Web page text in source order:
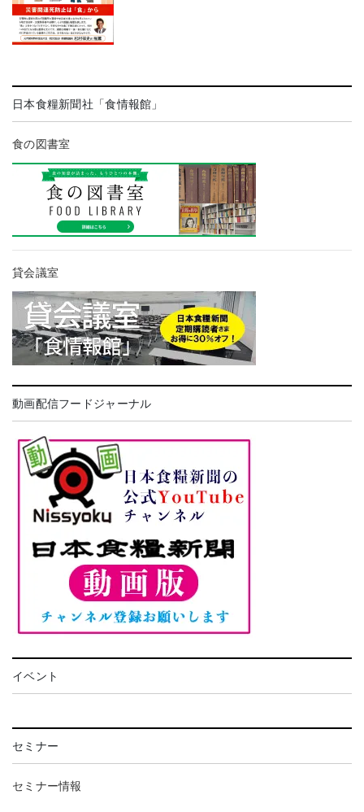
日本食糧新聞社「食情報館」
食の図書室
貸会議室
動画配信フードジャーナル
イベント
セミナー
セミナー情報